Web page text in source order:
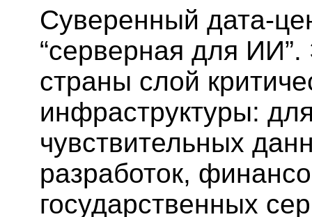
Суверенный дата-
“серверная для ИИ”.
страны слой
инфраструктуры:
чувствительных
разработок,
государственных